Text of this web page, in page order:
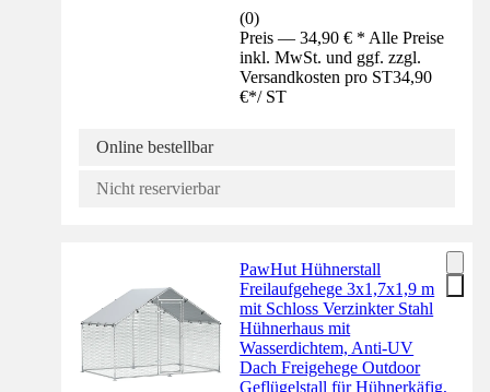
(0)
Preis — 34,90 € * Alle Preise
inkl. MwSt. und ggf. zzgl.
Versandkosten pro ST34,90
€*/ ST
Online bestellbar
Nicht reservierbar
PawHut Hühnerstall
Freilaufgehege 3x1,7x1,9 m
mit Schloss Verzinkter Stahl
Hühnerhaus mit
Wasserdichtem, Anti-UV
Dach Freigehege Outdoor
Geflügelstall für Hühnerkäfig,